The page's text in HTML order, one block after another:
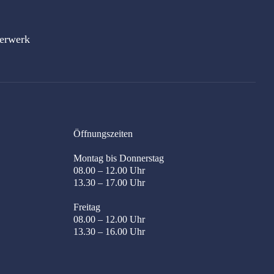
Öffnungszeiten
Montag bis Donnerstag
08.00 – 12.00 Uhr
13.30 – 17.00 Uhr
Freitag
08.00 – 12.00 Uhr
13.30 – 16.00 Uhr